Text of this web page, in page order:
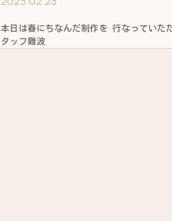
本日は春にちなんだ制作を 行なっていただいております🎵 綺麗で素敵な作品が出来ました♪ ス
タッフ難波